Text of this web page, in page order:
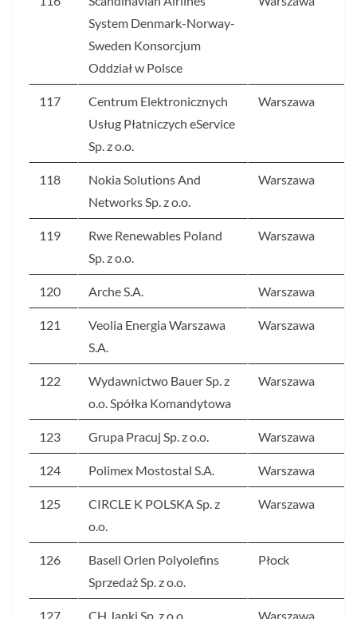
System Denmark-Norway-
Sweden Konsorcjum
Oddział w Polsce
117
Centrum Elektronicznych
Usług Płatniczych eService
Sp. z o.o.
Warszawa
118
Nokia Solutions And
Networks Sp. z o.o.
Warszawa
119
Rwe Renewables Poland
Sp. z o.o.
Warszawa
120 Arche S.A. Warszawa
121
Veolia Energia Warszawa
S.A.
Warszawa
122
Wydawnictwo Bauer Sp. z
o.o. Spółka Komandytowa
Warszawa
123 Grupa Pracuj Sp. z o.o. Warszawa
124 Polimex Mostostal S.A. Warszawa
125
CIRCLE K POLSKA Sp. z
o.o.
Warszawa
126
Basell Orlen Polyolefins
Sprzedaż Sp. z o.o.
Płock
127 CH Janki Sp. z o.o. Warszawa